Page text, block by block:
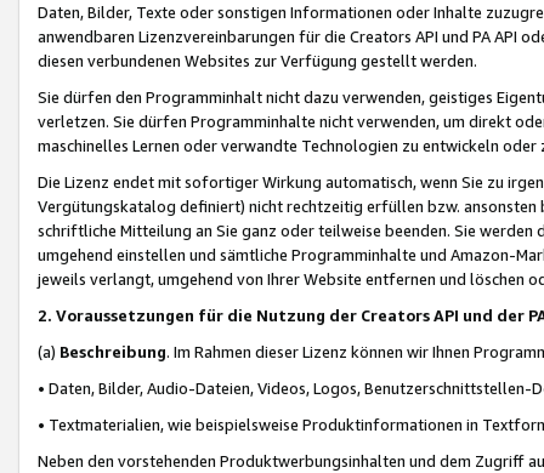
Daten, Bilder, Texte oder sonstigen Informationen oder Inhalte
anwendbaren Lizenzvereinbarungen für die Creators API und PA API
diesen verbundenen Websites zur Verfügung gestellt werden.
Sie dürfen den Programminhalt nicht dazu verwenden, geistiges
verletzen. Sie dürfen Programminhalte nicht verwenden, um direkt
maschinelles Lernen oder verwandte Technologien zu entwickeln
Die Lizenz endet mit sofortiger Wirkung automatisch, wenn Sie zu
Vergütungskatalog definiert) nicht rechtzeitig erfüllen bzw. ansonsten
schriftliche Mitteilung an Sie ganz oder teilweise beenden. Sie werden
umgehend einstellen und sämtliche Programminhalte und Amazon-
jeweils verlangt, umgehend von Ihrer Website entfernen und löschen
2. Voraussetzungen für die Nutzung der Creators API und der
(a) Beschreibung. Im Rahmen dieser Lizenz können wir Ihnen
• Daten, Bilder, Audio-Dateien, Videos, Logos, Benutzerschnittstellen-
• Textmaterialien, wie beispielsweise Produktinformationen in
Neben den vorstehenden Produktwerbungsinhalten und dem Zugriff